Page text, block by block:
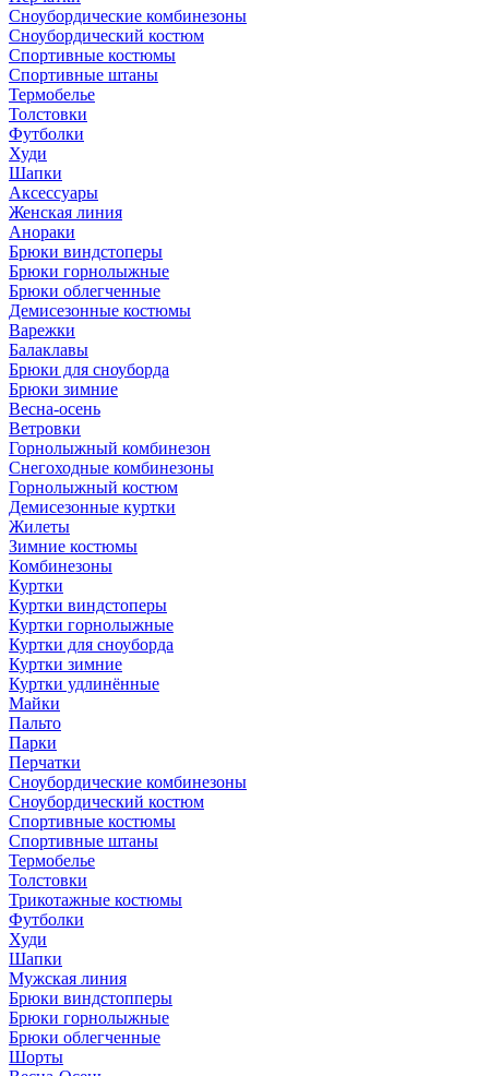
Сноубордические комбинезоны
Сноубордический костюм
Спортивные костюмы
Спортивные штаны
Термобелье
Толстовки
Футболки
Худи
Шапки
Аксессуары
Женская линия
Анораки
Брюки виндстоперы
Брюки горнолыжные
Брюки облегченные
Демисезонные костюмы
Варежки
Балаклавы
Брюки для сноуборда
Брюки зимние
Весна-осень
Ветровки
Горнолыжный комбинезон
Снегоходные комбинезоны
Горнолыжный костюм
Демисезонные куртки
Жилеты
Зимние костюмы
Комбинезоны
Куртки
Куртки виндстоперы
Куртки горнолыжные
Куртки для сноуборда
Куртки зимние
Куртки удлинённые
Майки
Пальто
Парки
Перчатки
Сноубордические комбинезоны
Сноубордический костюм
Спортивные костюмы
Спортивные штаны
Термобелье
Толстовки
Трикотажные костюмы
Футболки
Худи
Шапки
Мужская линия
Брюки виндстопперы
Брюки горнолыжные
Брюки облегченные
Шорты